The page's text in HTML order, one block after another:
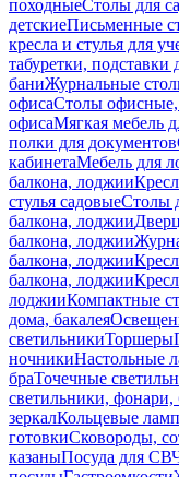
походныеСтолы для
детскиеПисьменные
кресла и стулья для
табуретки, подставки
баниЖурнальные
офисаСтолы
офисаМягкая мебель
полки для документов
кабинетаМебель для
балкона, лоджии
стулья садовыеСтолы
балкона, лоджии
балкона, лоджии
балкона, лоджии
балкона, лоджии
лоджииКомпактные
дома, бакалея
светильникиТоршеры
ночникиНастольные
браТочечные
светильники, фонари,
зеркалКольцевые
готовкиСковороды,
казаныПосуда для